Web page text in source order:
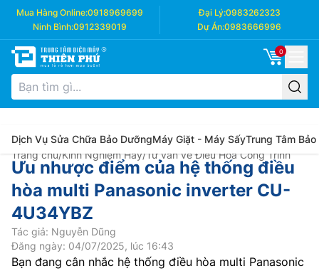
Mua Hàng Online:0918969699 Đại Lý:0983262323
Ninh Bình:0912339019 Dự Án:0983666996
0
Dịch Vụ Sửa Chữa Bảo DưỡngMáy Giặt - Máy SấyTrung Tâm Bảo
Trang chủ/Kinh Nghiệm Hay/Tư vấn về Điều Hòa Công Trình
Ưu nhược điểm của hệ thống điều
hòa multi Panasonic inverter CU-
4U34YBZ
Tác giả: Nguyễn Dũng
Đăng ngày: 04/07/2025, lúc 16:43
Bạn đang cân nhắc hệ thống điều hòa multi Panasonic